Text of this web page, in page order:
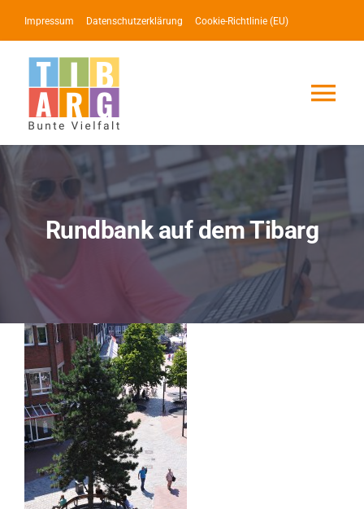
Inhalt
springen
Impressum Datenschutzerklärung Cookie-Richtlinie (EU)
Lotse
Service
Events
Impressionen
Über uns
SUCHE
NACH:
Rundbank auf dem Tibarg